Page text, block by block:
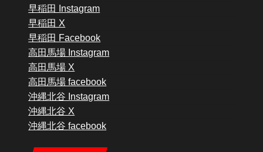
早稲田 Instagram
早稲田 X
早稲田 Facebook
高田馬場 Instagram
高田馬場 X
高田馬場 facebook
沖縄北谷 Instagram
沖縄北谷 X
沖縄北谷 facebook